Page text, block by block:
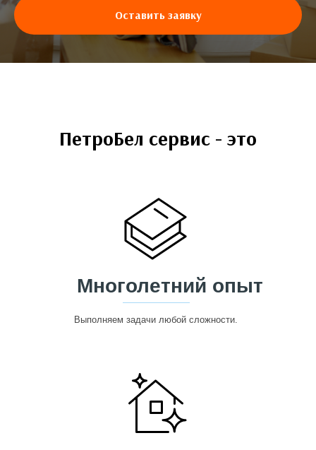
Оставить заявку
ПетроБел сервис - это
Многолетний опыт
Выполняем задачи любой сложности.